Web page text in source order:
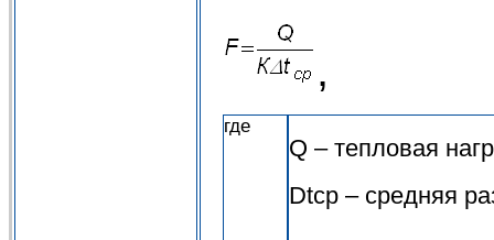
,
где
Q – тепловая
Dtср – средняя